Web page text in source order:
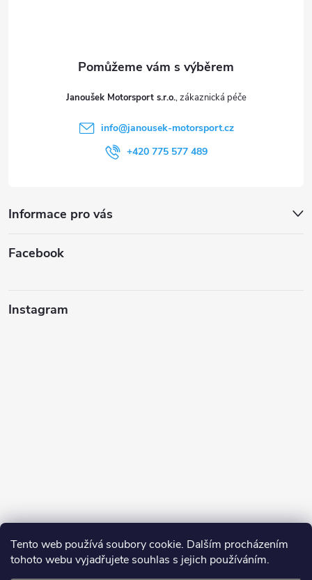
Tento web používá soubory cookie. Dalším procházením
tohoto webu vyjadřujete souhlas s jejich používáním.
Janoušek Motorsport s.r.o.
info@janousek-motorsport.cz
+420 775 577 489
Informace pro vás
Facebook
Instagram
Sledovat na Instagramu